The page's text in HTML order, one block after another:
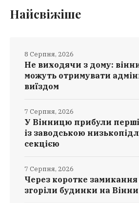
Найсвіжіше
Не виходячи з дому:
можуть отримувати
виїздом
8 Серпня, 2026
У Вінницю прибули
із заводською
секцією
7 Серпня, 2026
Через коротке
згоріли будинки на
7 Серпня, 2026